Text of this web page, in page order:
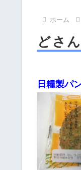
ホーム
どさ
日糧製パ